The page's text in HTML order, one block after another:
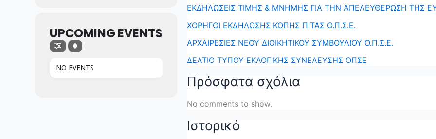
UPCOMING EVENTS
NO EVENTS
ΕΚΔΗΛΩΣΕΙΣ ΤΙΜΗΣ & ΜΝΗΜΗΣ ΓΙΑ ΤΗΝ ΑΠΕΛΕΥΘΕΡΩΣΗ ΤΗΣ
ΧΟΡΗΓΟΙ ΕΚΔΗΛΩΣΗΣ ΚΟΠΗΣ ΠΙΤΑΣ Ο.Π.Σ.Ε.
ΑΡΧΑΙΡΕΣΙΕΣ ΝΕΟΥ ΔΙΟΙΚΗΤΙΚΟΥ ΣΥΜΒΟΥΛΙΟΥ Ο.Π.Σ.Ε.
ΔΕΛΤΙΟ ΤΥΠΟΥ ΕΚΛΟΓΙΚΗΣ ΣΥΝΕΛΕΥΣΗΣ ΟΠΣΕ
Πρόσφατα σχόλια
No comments to show.
Ιστορικό